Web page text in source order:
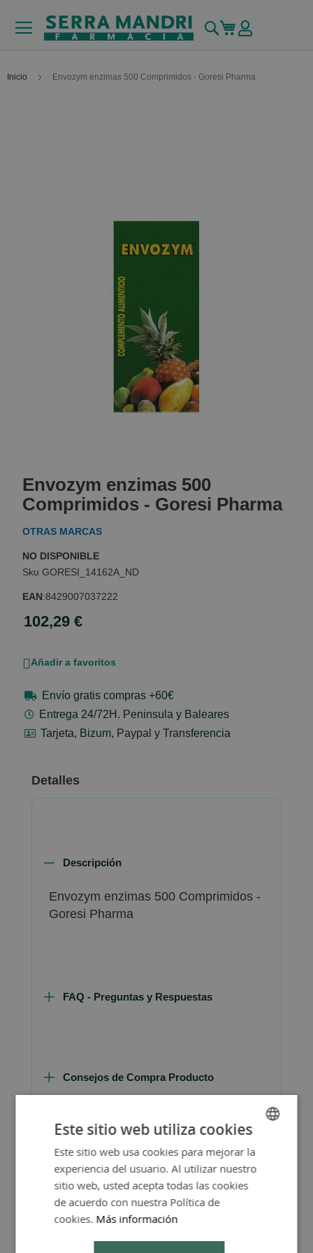
Buscar
Mi carrito
Inicio Envozym enzimas 500 Comprimidos - Goresi Pharma
the
beginning
of
the
gallery
Envozym enzimas 500
Comprimidos - Goresi Pharma
OTRAS MARCAS
NO DISPONIBLE
GORESI_14162A_ND
EAN:8429007037222
102,29 €
Añadir a favoritos
Envío gratis compras +60€
Entrega 24/72H. Peninsula y Baleares
Tarjeta, Bizum, Paypal y Transferencia
Detalles
Descripción
Envozym enzimas 500 Comprimidos -
Goresi Pharma
FAQ - Preguntas y Respuestas
Consejos de Compra Producto
SPANISH
ENGLISH
Este sitio web utiliza cookies
Este sitio web usa cookies para mejorar la
experiencia del usuario. Al utilizar nuestro
sitio web, usted acepta todas las cookies
de acuerdo con nuestra Política de
cookies. Más información